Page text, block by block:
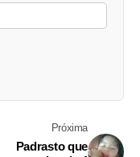
Próxima
Padrasto que